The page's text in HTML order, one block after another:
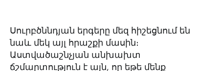
Սուրբծննդյան երգերը մեզ հիշեցնում են
նաև մեկ այլ հրաշքի մասին։
Աստվածաշնչյան անխախտ
ճշմարտություն է այն, որ եթե մենք